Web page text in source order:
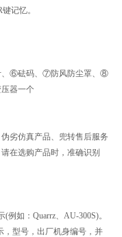
记忆。
⑥砝码、⑦防风防尘罩、⑧
器一个
劣仿真产品、兜转售后服务
在选购产品时，准确识别
如：Quarrz、AU-300S)。
，型号，出厂机身编号，并